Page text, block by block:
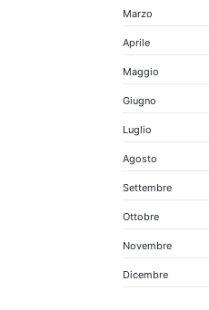
Marzo
Aprile
Maggio
Giugno
Luglio
Agosto
Settembre
Ottobre
Novembre
Dicembre